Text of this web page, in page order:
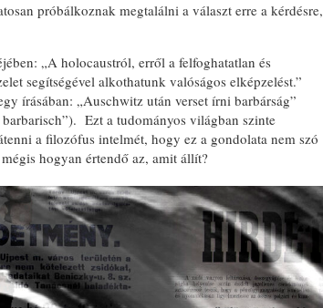
próbálkoznak megtalálni a választ erre a kérdésre,
„A holocaustról, erről a felfoghatatlan és
segítségével alkothatunk valóságos elképzelést.”
írásában: „Auschwitz után verset írni barbárság”
Ezt a tudományos világban szinte
a filozófus intelmét, hogy ez a gondolata nem szó
hogyan értendő az, amit állít?